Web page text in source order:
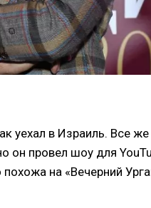
уехал в Израиль. Все
он провел шоу для
на «Вечерний